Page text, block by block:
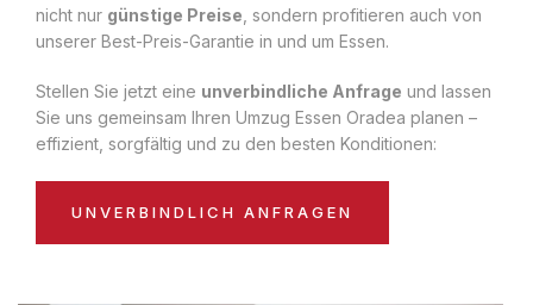
nicht nur günstige Preise , sondern profitieren auch von
unserer Best-Preis-Garantie in und um Essen.
Stellen Sie jetzt eine unverbindliche Anfrage und lassen
Sie uns gemeinsam Ihren Umzug Essen Oradea planen –
effizient, sorgfältig und zu den besten Konditionen:
UNVERBINDLICH ANFRAGEN